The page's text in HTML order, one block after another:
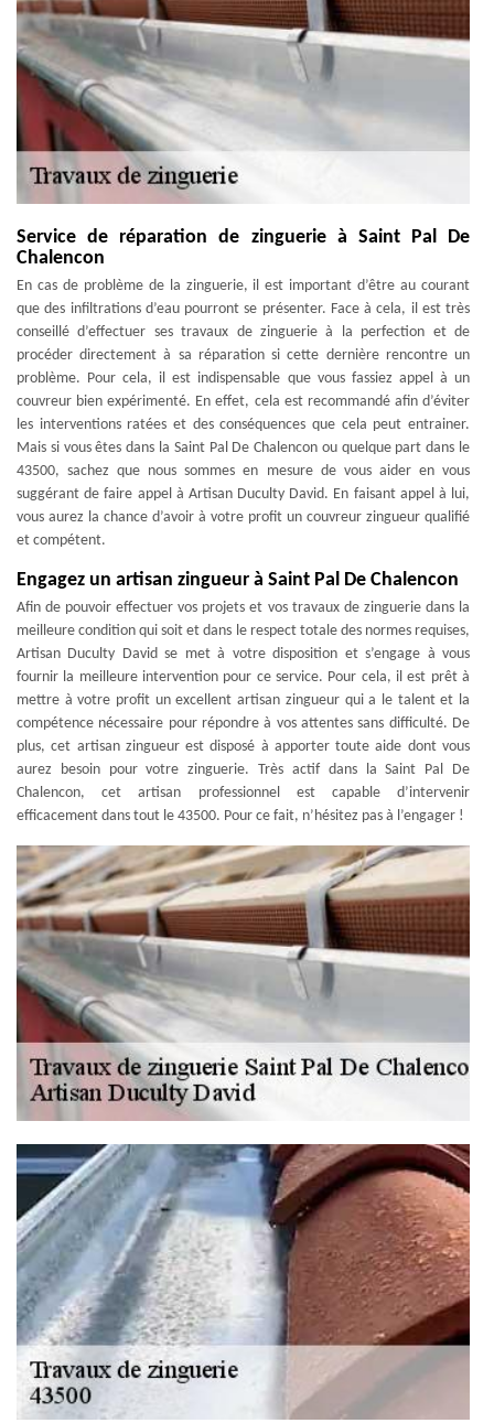
Service de réparation de zinguerie à Saint Pal De
Chalencon
En cas de problème de la zinguerie, il est important d’être au courant
que des infiltrations d’eau pourront se présenter. Face à cela, il est très
conseillé d’effectuer ses travaux de zinguerie à la perfection et de
procéder directement à sa réparation si cette dernière rencontre un
problème. Pour cela, il est indispensable que vous fassiez appel à un
couvreur bien expérimenté. En effet, cela est recommandé afin d’éviter
les interventions ratées et des conséquences que cela peut entrainer.
Mais si vous êtes dans la Saint Pal De Chalencon ou quelque part dans le
43500, sachez que nous sommes en mesure de vous aider en vous
suggérant de faire appel à Artisan Duculty David. En faisant appel à lui,
vous aurez la chance d’avoir à votre profit un couvreur zingueur qualifié
et compétent.
Engagez un artisan zingueur à Saint Pal De Chalencon
Afin de pouvoir effectuer vos projets et vos travaux de zinguerie dans la
meilleure condition qui soit et dans le respect totale des normes requises,
Artisan Duculty David se met à votre disposition et s’engage à vous
fournir la meilleure intervention pour ce service. Pour cela, il est prêt à
mettre à votre profit un excellent artisan zingueur qui a le talent et la
compétence nécessaire pour répondre à vos attentes sans difficulté. De
plus, cet artisan zingueur est disposé à apporter toute aide dont vous
aurez besoin pour votre zinguerie. Très actif dans la Saint Pal De
Chalencon, cet artisan professionnel est capable d’intervenir
efficacement dans tout le 43500. Pour ce fait, n’hésitez pas à l’engager !